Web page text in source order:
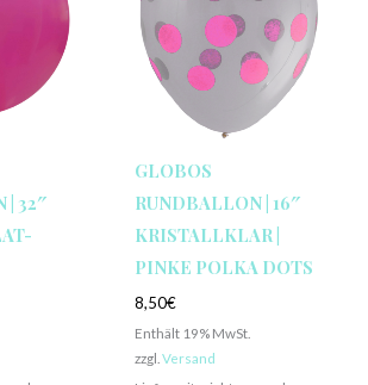
| 32″
GLOBOS
RUNDBALLON | 16″
KRISTALLKLAR |
PINKE POLKA DOTS
8,50€
Enthält 19% MwSt.
zzgl. Versand